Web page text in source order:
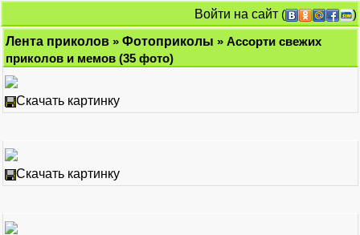
Войти на сайт (
)
Лента приколов » Фотоприколы » Ассорти свежих
приколов и мемов (35 фото)
Скачать картинку
Скачать картинку